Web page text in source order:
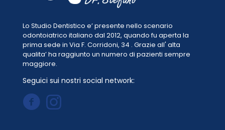
Lo Studio Dentistico e’ presente nello scenario
odontoiatrico italiano dal 2012, quando fu aperta la
prima sede in Via F. Corridoni, 34 . Grazie all' alta
qualita’ ha raggiunto un numero di pazienti sempre
maggiore.
Seguici sui nostri social network: